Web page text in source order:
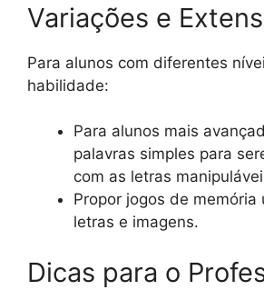
Variações e
Para alunos com diferentes
habilidade:
Para alunos mais
palavras simples para
com as letras
Propor jogos de memória
letras e imagens.
Dicas para o